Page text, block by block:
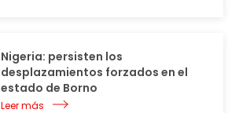
Nigeria: persisten los
desplazamientos forzados en el
estado de Borno
Leer más